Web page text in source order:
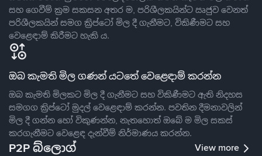
සහ ගෙවීම් ක්‍රම සකසන අතර ම, පරිශීලකයින්ට ඍජුව වෙනත්
පරිශීලකයින් සමග ක්‍රිප්ටෝ මිල දී ගැනීමට, විකිණීමට සහ
වෙළෙඳාම් කිරීමට හැකි ය.
ඔබ කැමති මිල ගණන් යටතේ වෙළෙඳාම් කරන්න
ඔබ කැමති මිලකට මිල දී ගැනීමට සහ විකිණීමට ඇති නිදහස
සමගග ක්‍රිප්ටෝ මුදල් වෙළෙඳාම් කරන්න. පවතින දීමනාවලින්
මිල දී ගන්න හෝ විකුණන්න, නැතහොත් ඔබේ ම මිල සකස්
කරගැනීමට වෙළෙඳ දැන්වීම් නිර්මාණය කරන්න.
P2P බ්ලොග් View more